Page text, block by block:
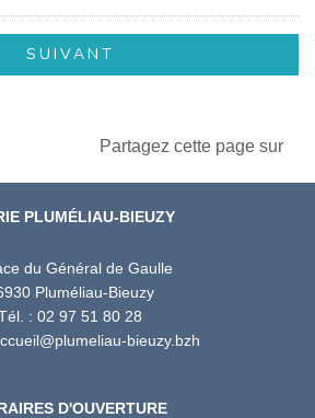
Partagez cette page sur
PLUMÉLIAU-BIEUZY
du Général de Gaulle
Pluméliau-Bieuzy
: 02 97 51 80 28
bieuzy.bzh
D'OUVERTURE